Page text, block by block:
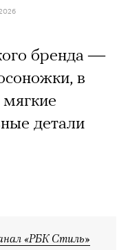
бренда —
в
детали
«РБК Стиль»